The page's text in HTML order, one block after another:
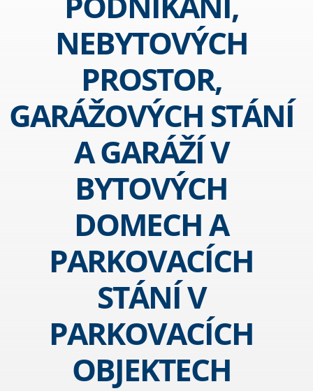
NEBYTOVÝCH
PROSTOR,
GARÁŽOVÝCH STÁNÍ
A GARÁŽÍ V
BYTOVÝCH
DOMECH A
PARKOVACÍCH
STÁNÍ V
PARKOVACÍCH
OBJEKTECH